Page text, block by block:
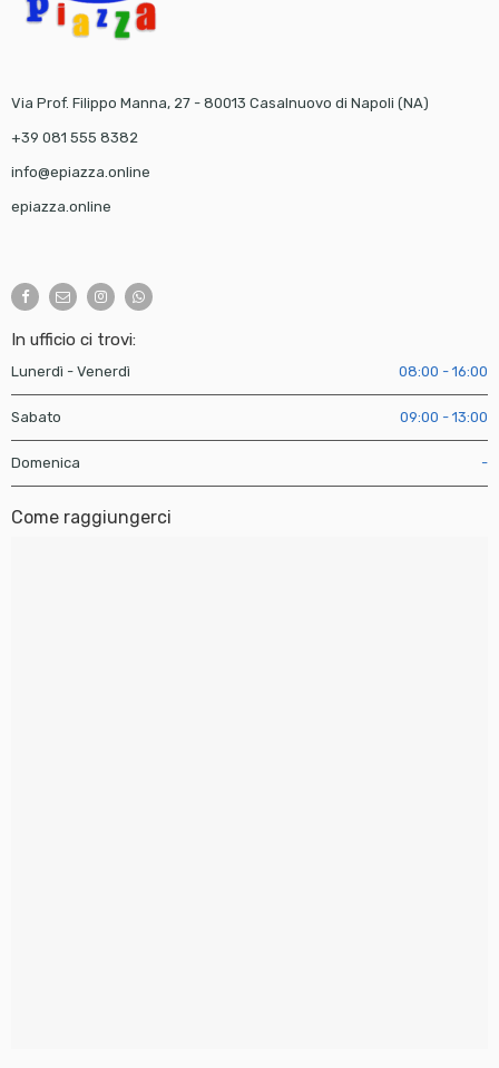
Via Prof. Filippo Manna, 27 - 80013 Casalnuovo di Napoli (NA)
+39 081 555 8382
info@epiazza.online
epiazza.online
In ufficio ci trovi:
Lunerdì - Venerdì 08:00 - 16:00
Sabato 09:00 - 13:00
Domenica -
Come raggiungerci